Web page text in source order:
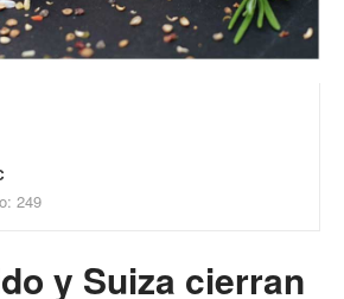
249
y Suiza cierran